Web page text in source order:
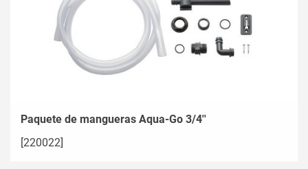
Paquete de mangueras Aqua-Go 3/4''
[220022]